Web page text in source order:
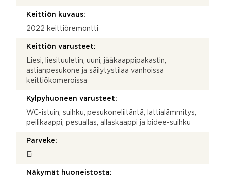
Keittiön kuvaus:
2022 keittiöremontti
Keittiön varusteet:
Liesi, liesituuletin, uuni, jääkaappipakastin,
astianpesukone ja säilytystilaa vanhoissa
keittiökomeroissa
Kylpyhuoneen varusteet:
WC-istuin, suihku, pesukoneliitäntä, lattialämmitys,
peilikaappi, pesuallas, allaskaappi ja bidee-suihku
Parveke:
Ei
Näkymät huoneistosta: